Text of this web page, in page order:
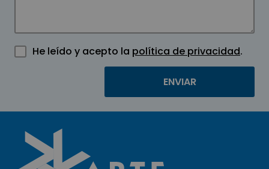
He leído y acepto la política de privacidad.